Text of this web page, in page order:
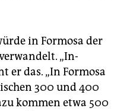
in Formosa der
„In-
er das. „In Formosa
300 und 400
kommen etwa 500